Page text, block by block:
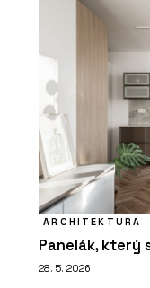
ARCHITEKTURA
Panelák, který
28. 5. 2026